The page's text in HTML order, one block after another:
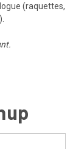
(raquettes,
.